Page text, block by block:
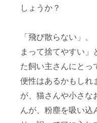
しょうか？
「飛び散らない」、
まって捨てやすい」
た飼い主さんにとっ
便性はあるかもしれ
が、猫さんや小さな
んが、粉塵を吸い込